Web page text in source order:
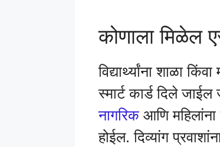
कोणाला मिळेल
विद्यार्थ्यांना शाळा
स्मार्ट कार्ड दिले
नागरिक आणि
होईल. दिव्यांग